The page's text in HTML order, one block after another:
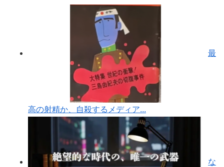
最
高の射精か、自殺するメディア...
な